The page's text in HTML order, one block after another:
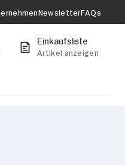
NewsletterFAQs
Einkaufsliste
Artikel anzeigen